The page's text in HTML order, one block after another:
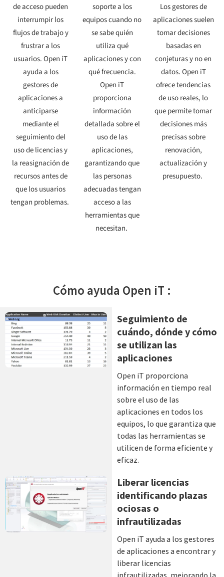
de acceso pueden
interrumpir los
flujos de trabajo y
frustrar a los
usuarios. Open iT
ayuda a los
gestores de
aplicaciones a
anticiparse
mediante el
seguimiento del
uso de licencias y
la reasignación de
recursos antes de
que los usuarios
tengan problemas.
soporte a los
equipos cuando no
se sabe quién
utiliza qué
aplicaciones y con
qué frecuencia.
Open iT
proporciona
información
detallada sobre el
uso de las
aplicaciones,
garantizando que
las personas
adecuadas tengan
acceso a las
herramientas que
necesitan.
Los gestores de
aplicaciones suelen
tomar decisiones
basadas en
conjeturas y no en
datos. Open iT
ofrece tendencias
de uso reales, lo
que permite tomar
decisiones más
precisas sobre
renovación,
actualización y
presupuesto.
Cómo ayuda Open iT :
Seguimiento de
cuándo, dónde y cómo
se utilizan las
aplicaciones
Open iT proporciona
información en tiempo real
sobre el uso de las
aplicaciones en todos los
equipos, lo que garantiza que
todas las herramientas se
utilicen de forma eficiente y
eficaz.
Liberar licencias
identificando plazas
ociosas o
infrautilizadas
Open iT ayuda a los gestores
de aplicaciones a encontrar y
liberar licencias